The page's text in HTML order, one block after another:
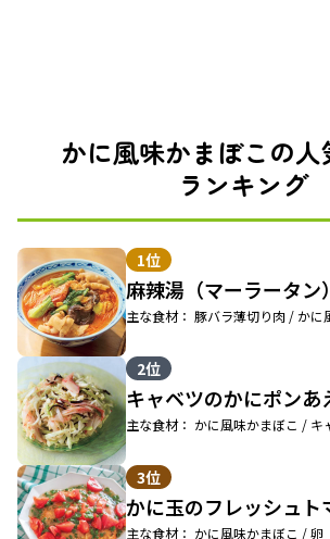
かに風味かまぼこの
ランキング
1位
麻辣湯（マーラータン）
主な食材： 豚バラ薄切り肉 / かに
2位
キャベツのかにポンあ
主な食材： かに風味かまぼこ / キ
3位
かに玉のフレッシュト
主な食材： かに風味かまぼこ / 卵